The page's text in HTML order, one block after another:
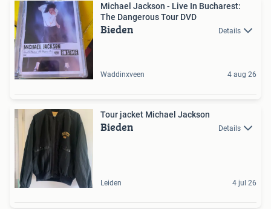
Michael Jackson - Live In Bucharest:
The Dangerous Tour DVD
Bieden Details
Waddinxveen 4 aug 26
Tour jacket Michael Jackson
Bieden Details
Leiden 4 jul 26